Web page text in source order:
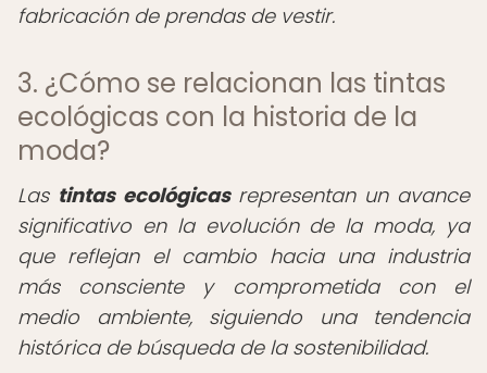
fabricación de prendas de vestir.
3. ¿Cómo se relacionan las tintas
ecológicas con la historia de la
moda?
Las tintas ecológicasrepresentan un avance
significativo en la evolución de la moda, ya
que reflejan el cambio hacia una industria
más consciente y comprometida con el
medio ambiente, siguiendo una tendencia
histórica de búsqueda de la sostenibilidad.